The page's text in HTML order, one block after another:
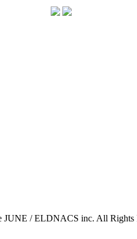
JUNE / ELDNACS inc. All Rights